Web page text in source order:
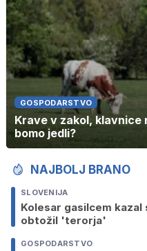
GOSPODARSTVO
Krave v zakol, klavnice
bomo jedli?
NAJBOLJ BRANO
SLOVENIJA
Kolesar gasilcem
obtožil 'terorja'
GOSPODARSTVO